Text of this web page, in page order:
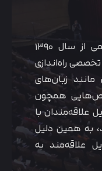
موسسه‌ی آموزشی همیار آکادمی از سال ۱۳۹۰
راه‌اندازی
زبان‌های
همچون
علاقه‌مندان با
به همین دلیل
علاقه‌مند به